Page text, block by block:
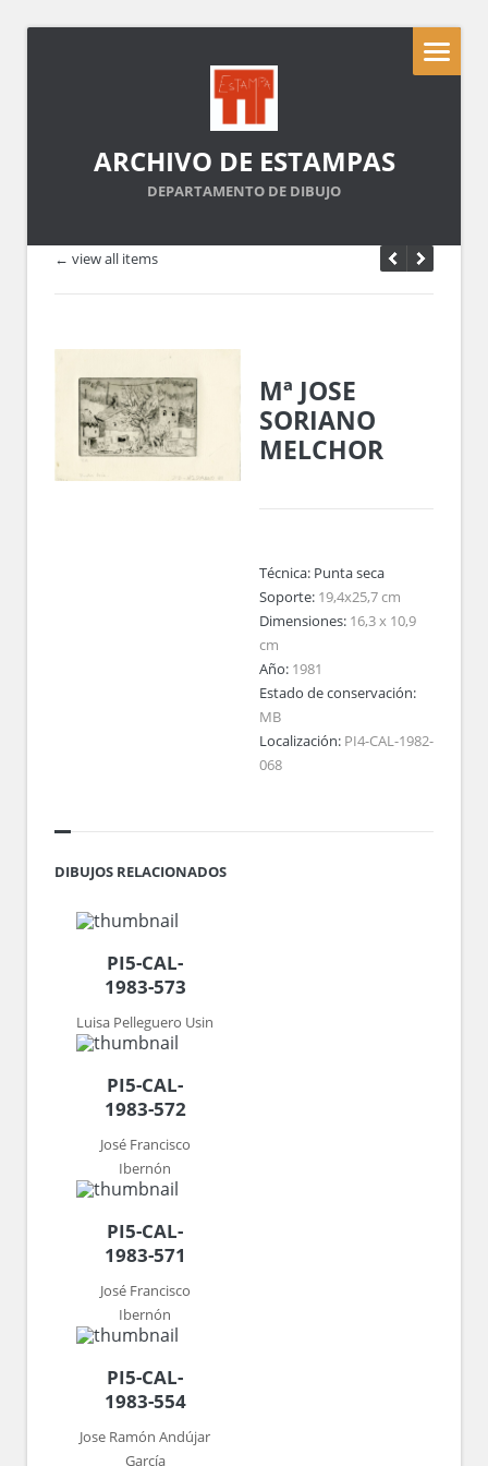
ARCHIVO DE ESTAMPAS
DEPARTAMENTO DE DIBUJO
← view all items
Mª JOSE
SORIANO
MELCHOR
Técnica: Punta seca
Soporte: 19,4x25,7 cm
Dimensiones: 16,3 x 10,9
cm
Año: 1981
Estado de conservación:
MB
Localización: PI4-CAL-1982-
068
DIBUJOS RELACIONADOS
PI5-CAL-
1983-573
Luisa Pelleguero Usin
PI5-CAL-
1983-572
José Francisco
Ibernón
PI5-CAL-
1983-571
José Francisco
Ibernón
PI5-CAL-
1983-554
Jose Ramón Andújar
García